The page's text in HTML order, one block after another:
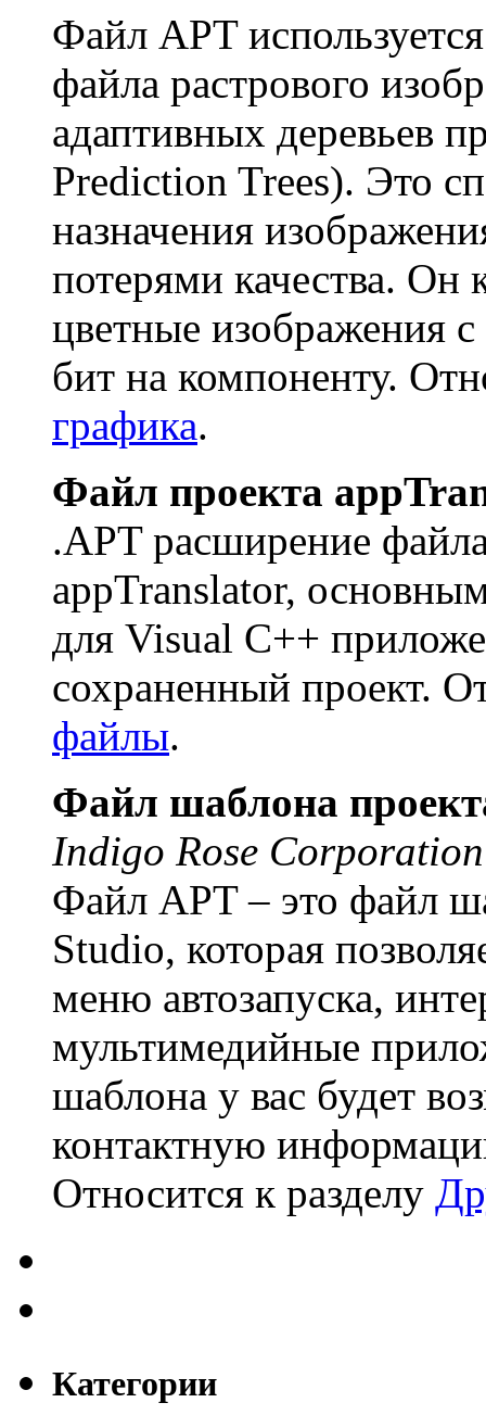
Файл APT
файла растрового
адаптивных деревьев
Prediction Trees). Это
назначения
потерями качества.
цветные изображения
бит на компоненту.
графика.
Файл проекта
.APT расширение
appTranslator,
для Visual C++
сохраненный проект.
файлы.
Файл шаблона
Indigo Rose Corporation
Файл APT – это файл
Studio, которая
меню автозапуска,
мультимедийные
шаблона у вас будет
контактную
Относится к разделу
Категории